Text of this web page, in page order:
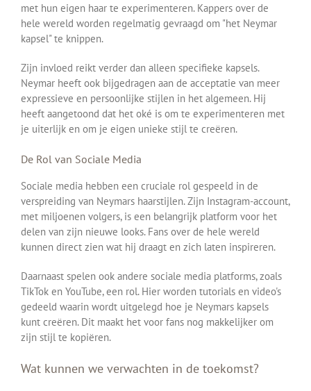
met hun eigen haar te experimenteren. Kappers over de
hele wereld worden regelmatig gevraagd om "het Neymar
kapsel" te knippen.
Zijn invloed reikt verder dan alleen specifieke kapsels.
Neymar heeft ook bijgedragen aan de acceptatie van meer
expressieve en persoonlijke stijlen in het algemeen. Hij
heeft aangetoond dat het oké is om te experimenteren met
je uiterlijk en om je eigen unieke stijl te creëren.
De Rol van Sociale Media
Sociale media hebben een cruciale rol gespeeld in de
verspreiding van Neymars haarstijlen. Zijn Instagram-account,
met miljoenen volgers, is een belangrijk platform voor het
delen van zijn nieuwe looks. Fans over de hele wereld
kunnen direct zien wat hij draagt en zich laten inspireren.
Daarnaast spelen ook andere sociale media platforms, zoals
TikTok en YouTube, een rol. Hier worden tutorials en video's
gedeeld waarin wordt uitgelegd hoe je Neymars kapsels
kunt creëren. Dit maakt het voor fans nog makkelijker om
zijn stijl te kopiëren.
Wat kunnen we verwachten in de toekomst?